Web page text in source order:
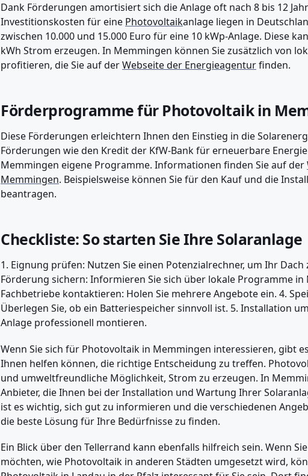
Dank Förderungen amortisiert sich die Anlage oft nach 8 bis 12
Investitionskosten für eine Photovoltaikanlage liegen in
zwischen 10.000 und 15.000 Euro für eine 10 kWp-Anlage. Diese
kWh Strom erzeugen. In Memmingen können Sie zusätzlich von
profitieren, die Sie auf derWebseite der Energieagenturfinden.
Förderprogramme für Photovoltaik in
Diese Förderungen erleichtern Ihnen den Einstieg in die
Förderungen wie den Kredit der KfW-Bank für erneuerbare
Memmingen eigene Programme. Informationen finden Sie auf der
Memmingen. Beispielsweise können Sie für den Kauf und die
beantragen.
Checkliste: So starten Sie Ihre Solaranlage
1. Eignung prüfen: Nutzen Sie einen Potenzialrechner, um Ihr Dach
Förderung sichern: Informieren Sie sich über lokale Programme in
Fachbetriebe kontaktieren: Holen Sie mehrere Angebote ein. 4.
Überlegen Sie, ob ein Batteriespeicher sinnvoll ist. 5. Installation
Anlage professionell montieren.
Wenn Sie sich für Photovoltaik in Memmingen interessieren, gibt
Ihnen helfen können, die richtige Entscheidung zu treffen.
und umweltfreundliche Möglichkeit, Strom zu erzeugen. In
Anbieter, die Ihnen bei der Installation und Wartung Ihrer
ist es wichtig, sich gut zu informieren und die verschiedenen
die beste Lösung für Ihre Bedürfnisse zu finden.
Ein Blick über den Tellerrand kann ebenfalls hilfreich sein. Wenn
möchten, wie Photovoltaik in anderen Städten umgesetzt wird,